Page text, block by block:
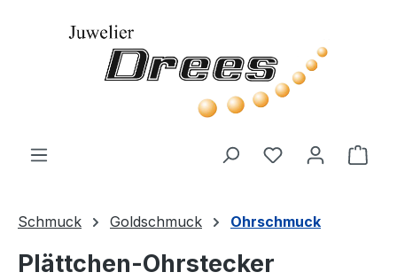
Zum Hauptinhalt springen
Schmuck Goldschmuck Ohrschmuck
Plättchen-Ohrstecker